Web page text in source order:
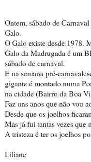
Ontem, sábado de
Galo.
O Galo existe desde 1978.
Galo da Madrugada é um
sábado de carnaval.
E na semana pré-
gigante é montado numa
na cidade (Bairro da Boa
Faz uns anos que não vou
Desde que os joelhos
Mas já fui tantas vezes que
A tristeza é ter os joelhos
Liliane